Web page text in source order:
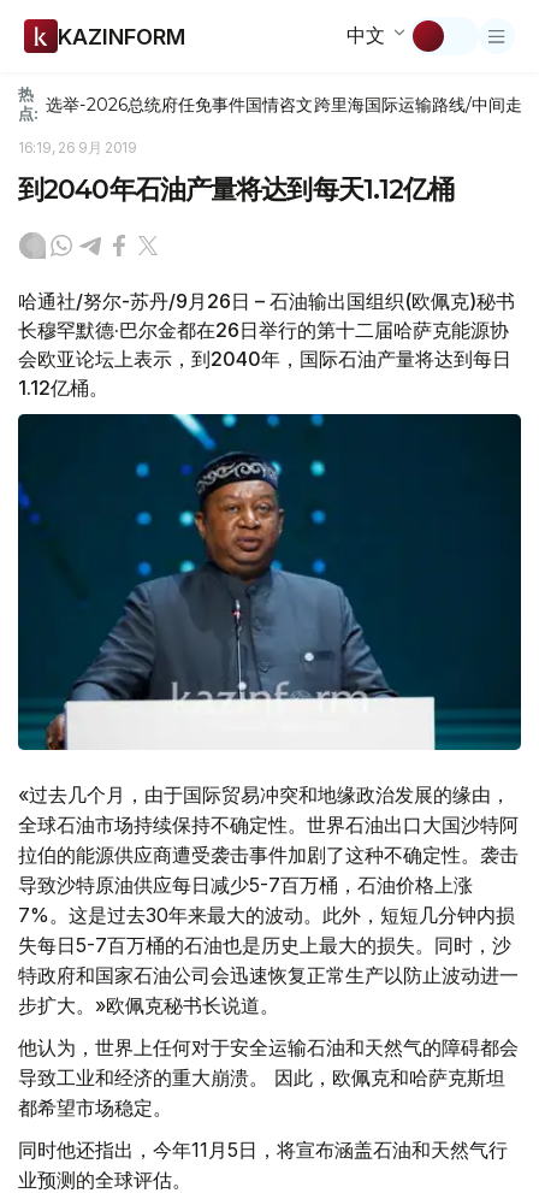
KAZINFORM 中文
热
点: 选举-2026总统府任免事件国情咨文跨里海国际运输路线/中间走廊
16:19, 26 9月 2019
到2040年石油产量将达到每天1.12亿桶
哈通社/努尔-苏丹/9月26日 – 石油输出国组织(欧佩克)秘书
长穆罕默德·巴尔金都在26日举行的第十二届哈萨克能源协
会欧亚论坛上表示，到2040年，国际石油产量将达到每日
1.12亿桶。
«过去几个月，由于国际贸易冲突和地缘政治发展的缘由，
全球石油市场持续保持不确定性。世界石油出口大国沙特阿
拉伯的能源供应商遭受袭击事件加剧了这种不确定性。袭击
导致沙特原油供应每日减少5-7百万桶，石油价格上涨
7%。这是过去30年来最大的波动。此外，短短几分钟内损
失每日5-7百万桶的石油也是历史上最大的损失。同时，沙
特政府和国家石油公司会迅速恢复正常生产以防止波动进一
步扩大。»欧佩克秘书长说道。
他认为，世界上任何对于安全运输石油和天然气的障碍都会
导致工业和经济的重大崩溃。 因此，欧佩克和哈萨克斯坦
都希望市场稳定。
同时他还指出，今年11月5日，将宣布涵盖石油和天然气行
业预测的全球评估。